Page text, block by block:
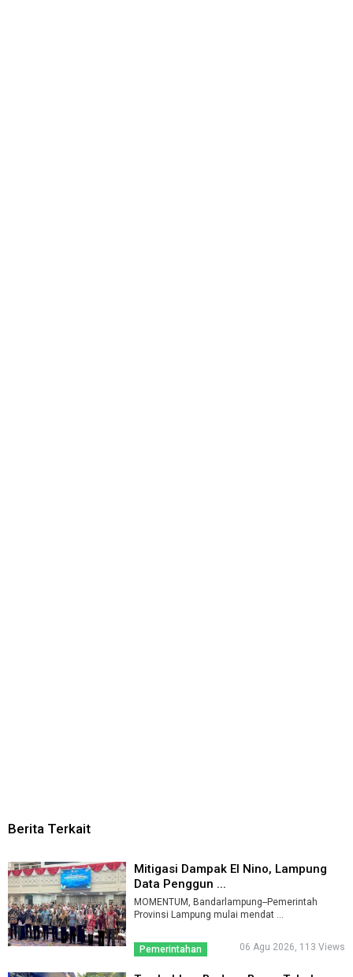
Berita Terkait
Mitigasi Dampak El Nino, Lampung
Data Penggun ...
MOMENTUM, Bandarlampung--Pemerintah
Provinsi Lampung mulai mendat ...
Pemerintahan 06 Agu 2026, 113 Views